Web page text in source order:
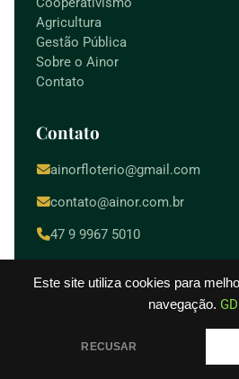
Este site utiliza cookies para
navegação.
RECUSAR
Agricultura
Gestão Pública
Sobre o Ainor
Contato
Contato
ainorfloterio@gmail.com
contato@ainor.com.br
47 9 9967 5010
. Todos os